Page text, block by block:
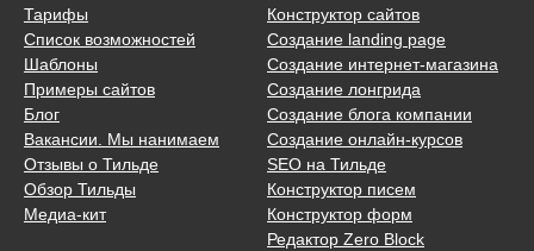
Тарифы
Список возможностей
Шаблоны
Примеры сайтов
Блог
Вакансии. Мы нанимаем
Отзывы о Тильде
Обзор Тильды
Медиа-кит
Конструктор сайтов
Создание landing page
Создание интернет-магазина
Создание лонгрида
Создание блога компании
Создание онлайн-курсов
SEO на Тильде
Конструктор писем
Конструктор форм
Редактор Zero Block